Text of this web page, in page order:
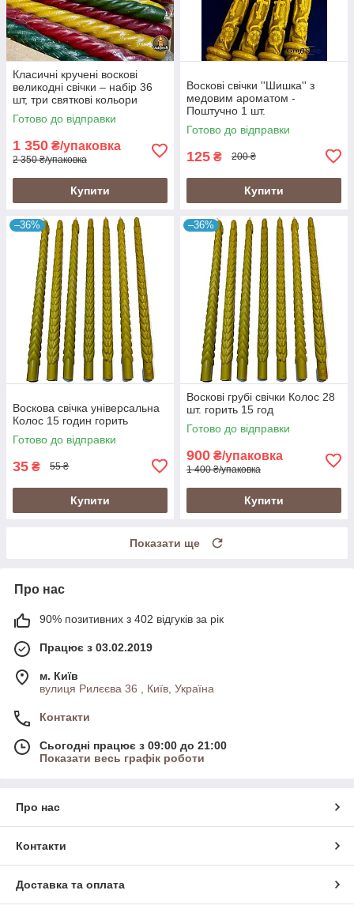
Класичні кручені воскові
великодні свічки – набір 36
шт, три святкові кольори
Готово до відправки
1 350 ₴/упаковка
2 350 ₴/упаковка
Купити
Воскові свічки ''Шишка'' з
медовим ароматом -
Поштучно 1 шт.
Готово до відправки
125 ₴ 200 ₴
Купити
–36%
Воскова свічка універсальна
Колос 15 годин горить
Готово до відправки
35 ₴ 55 ₴
Купити
–36%
Воскові грубі свічки Колос 28
шт. горить 15 год
Готово до відправки
900 ₴/упаковка
1 400 ₴/упаковка
Купити
Показати ще
Про нас
90% позитивних з 402 відгуків за рік
Працює з 03.02.2019
м. Київ
вулиця Рилєєва 36 , Київ, Україна
Контакти
Сьогодні працює з 09:00 до 21:00
Показати весь графік роботи
Про нас
Контакти
Доставка та оплата